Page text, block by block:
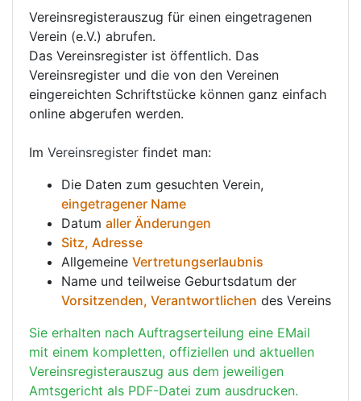
Vereinsregisterauszug für einen eingetragenen
Verein (e.V.) abrufen.
Das Vereinsregister ist öffentlich. Das
Vereinsregister und die von den Vereinen
eingereichten Schriftstücke können ganz einfach
online abgerufen werden.
Im Vereinsregister findet man:
Die Daten zum gesuchten Verein,
eingetragener Name
Datum aller Änderungen
Sitz, Adresse
Allgemeine Vertretungserlaubnis
Name und teilweise Geburtsdatum der
Vorsitzenden, Verantwortlichen des Vereins
Sie erhalten nach Auftragserteilung eine EMail
mit einem kompletten, offiziellen und aktuellen
Vereinsregisterauszug aus dem jeweiligen
Amtsgericht als PDF-Datei zum ausdrucken.